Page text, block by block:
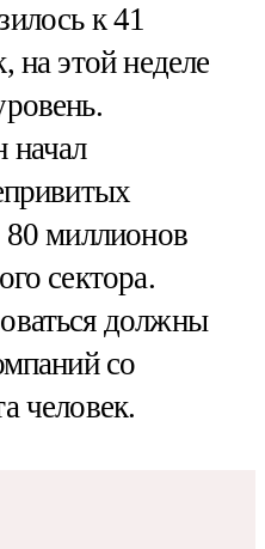
к 41
на этой неделе
начал
80 миллионов
сектора.
должны
со
человек.